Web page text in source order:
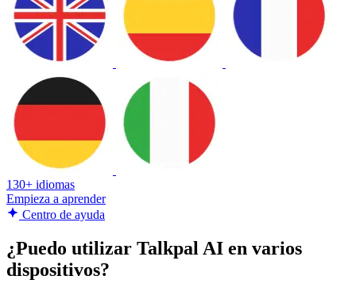
130+ idiomas
Empieza a aprender
Centro de ayuda
¿Puedo utilizar Talkpal AI en varios
dispositivos?